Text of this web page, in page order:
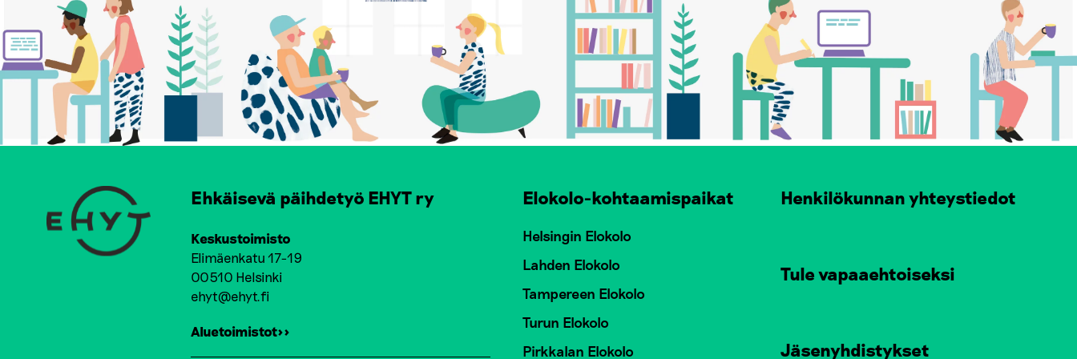
Ehkäisevä päihdetyö EHYT ry
Keskustoimisto
Elimäenkatu 17-19
00510 Helsinki
ehyt@ehyt.fi
Aluetoimistot>>
Elokolo-kohtaamispaikat
Helsingin Elokolo
Lahden Elokolo
Tampereen Elokolo
Turun Elokolo
Pirkkalan Elokolo
Henkilökunnan yhteystiedot
Tule vapaaehtoiseksi
Jäsenyhdistykset